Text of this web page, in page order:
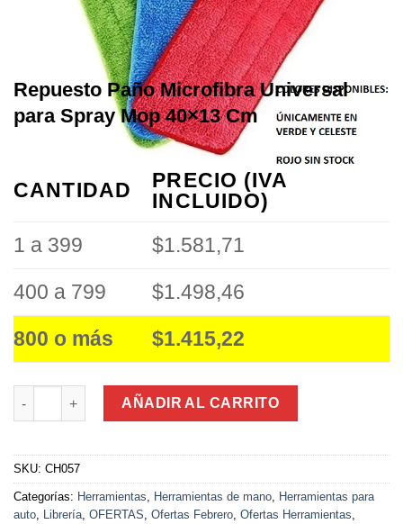
Repuesto Paño Microfibra Universal
para Spray Mop 40×13 Cm
CANTIDAD
PRECIO (IVA
INCLUIDO)
1 a 399
$1.581,71
400 a 799 $1.498,46
800 o más $1.415,22
Repuesto Paño Microfibra Universal para Spray Mop 40x13
AÑADIR AL CARRITO
SKU: CH057
Categorías: Herramientas Herramientas de mano
Herramientas para
auto
Librería OFERTAS Ofertas Febrero Ofertas Herramientas